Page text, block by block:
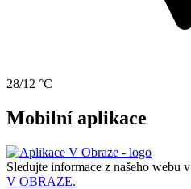
28/12 °C
Mobilní aplikace
Sledujte informace z našeho webu v
V OBRAZE.